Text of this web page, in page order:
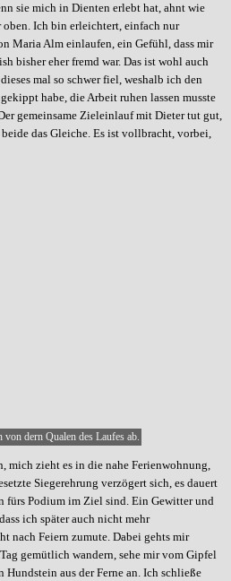
sie mich in Dienten erlebt hat, ahnt wie
Ich bin erleichtert, einfach nur
Maria Alm einlaufen, ein Gefühl, dass mir
bisher eher fremd war. Das ist wohl auch
mal so schwer fiel, weshalb ich den
habe, die Arbeit ruhen lassen musste
gemeinsame Zieleinlauf mit Dieter tut gut,
das Gleiche. Es ist vollbracht, vorbei,
dern Qualen des Laufes ab.
mich zieht es in die nahe Ferienwohnung,
Siegerehrung verzögert sich, es dauert
fürs Podium im Ziel sind. Ein Gewitter und
ich später auch nicht mehr
nach Feiern zumute. Dabei gehts mir
gemütlich wandern, sehe mir vom Gipfel
Hundstein aus der Ferne an. Ich schließe